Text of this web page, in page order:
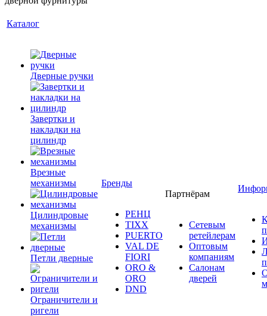
Каталог
Дверные ручки
Завертки и
накладки на
цилиндр
Врезные
механизмы
Цилиндровые
механизмы
Петли дверные
Ограничители и
ригели
Бренды
РЕНЦ
TIXX
PUERTO
VAL DE
FIORI
ORO &
ORO
DND
Партнёрам
Сетевым
ретейлерам
Оптовым
компаниям
Салонам
дверей